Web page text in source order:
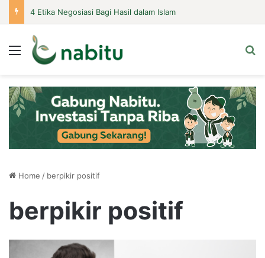
4 Etika Negosiasi Bagi Hasil dalam Islam
Menu
Home / berpikir positif
berpikir positif